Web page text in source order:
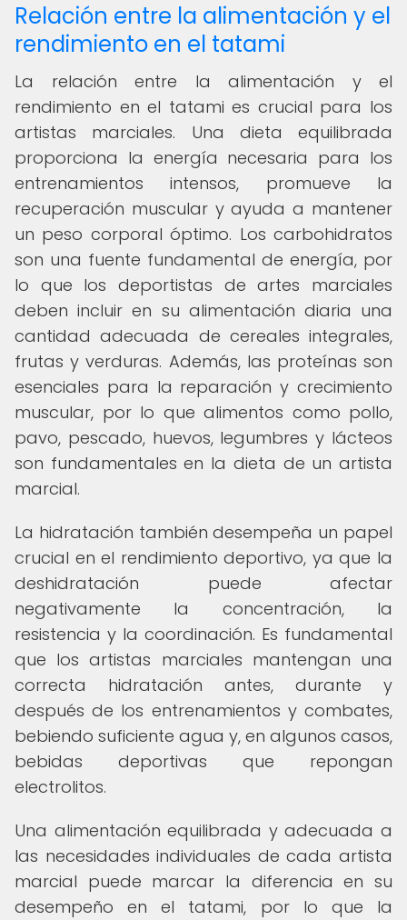
Relación entre la alimentación y el
rendimiento en el tatami
La relación entre la alimentación y el
rendimiento en el tatami es crucial para los
artistas marciales. Una dieta equilibrada
proporciona la energía necesaria para los
entrenamientos intensos, promueve la
recuperación muscular y ayuda a mantener
un peso corporal óptimo. Los carbohidratos
son una fuente fundamental de energía, por
lo que los deportistas de artes marciales
deben incluir en su alimentación diaria una
cantidad adecuada de cereales integrales,
frutas y verduras. Además, las proteínas son
esenciales para la reparación y crecimiento
muscular, por lo que alimentos como pollo,
pavo, pescado, huevos, legumbres y lácteos
son fundamentales en la dieta de un artista
marcial.
La hidratación también desempeña un papel
crucial en el rendimiento deportivo, ya que la
deshidratación puede afectar
negativamente la concentración, la
resistencia y la coordinación. Es fundamental
que los artistas marciales mantengan una
correcta hidratación antes, durante y
después de los entrenamientos y combates,
bebiendo suficiente agua y, en algunos casos,
bebidas deportivas que repongan
electrolitos.
Una alimentación equilibrada y adecuada a
las necesidades individuales de cada artista
marcial puede marcar la diferencia en su
desempeño en el tatami, por lo que la